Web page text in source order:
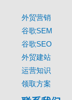
外贸营销
谷歌SEM
谷歌SEO
外贸建站
运营知识
领取方案